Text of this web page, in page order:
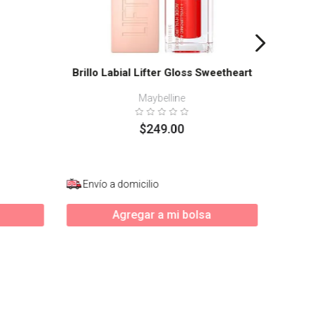
Brillo Labial Lifter Gloss Sweetheart
Maybelline
$249.00
Envío a domicilio
Agregar a mi bolsa